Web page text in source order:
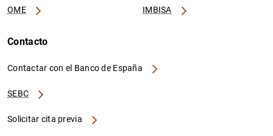
OME IMBISA
Contacto
Contactar con el Banco de España
SEBC
Solicitar cita previa